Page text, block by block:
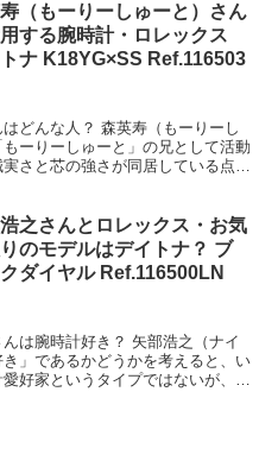
（もーりーしゅーと）さん
する腕時計・ロレックス
ナ K18YG×SS Ref.116503
どんな人？ 森英寿（もーりーし
ーりーしゅーと」の兄として活動
さと芯の強さが同居している点に
之さんとロレックス・お気
のモデルはデイトナ？ ブ
ダイヤル Ref.116500LN
は腕時計好き？ 矢部浩之（ナイ
」であるかどうかを考えると、い
好家というタイプではないが、腕